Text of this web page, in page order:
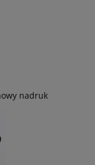
nadruk